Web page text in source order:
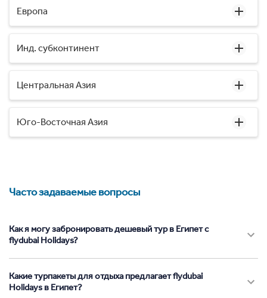
Европа
Инд. субконтинент
Центральная Азия
Юго-Восточная Азия
Часто задаваемые вопросы
Как я могу забронировать дешевый тур в Египет с
flydubai Holidays?
Какие турпакеты для отдыха предлагает flydubai
Holidays в Египет?